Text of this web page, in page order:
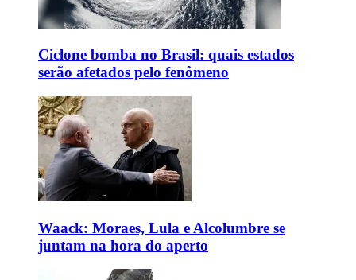
Ciclone bomba no Brasil: quais estados
serão afetados pelo fenômeno
Waack: Moraes, Lula e Alcolumbre se
juntam na hora do aperto